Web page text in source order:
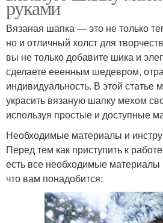
руками
Вязаная шапка — это не только
но и отличный холст для
вы не только добавите шика и
сделаете ееенным шедевром,
индивидуальность. В этой статье
украсить вязаную шапку мехом
используя простые и доступные
Необходимые материалы и
Перед тем как приступить к
есть все необходимые
что вам понадобится: